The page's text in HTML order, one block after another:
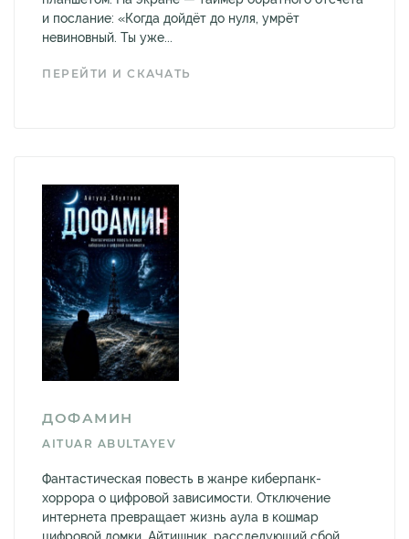
и послание: «Когда дойдёт до нуля, умрёт
невиновный. Ты уже...
ПЕРЕЙТИ И СКАЧАТЬ
ДОФАМИН
AITUAR ABULTAYEV
Фантастическая повесть в жанре киберпанк-
хоррора о цифровой зависимости. Отключение
интернета превращает жизнь аула в кошмар